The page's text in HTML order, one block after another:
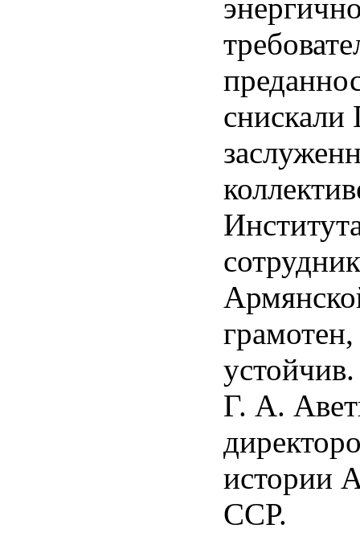
Г. А.
истории
ССР.